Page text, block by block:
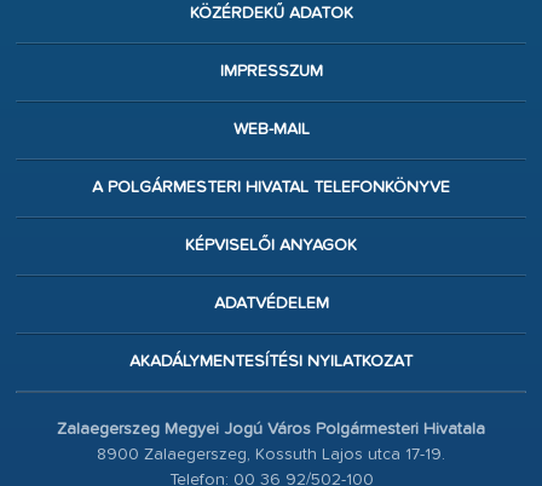
KÖZÉRDEKŰ ADATOK
IMPRESSZUM
WEB-MAIL
A POLGÁRMESTERI HIVATAL TELEFONKÖNYVE
KÉPVISELŐI ANYAGOK
ADATVÉDELEM
AKADÁLYMENTESÍTÉSI NYILATKOZAT
Zalaegerszeg Megyei Jogú Város Polgármesteri Hivatala
8900 Zalaegerszeg, Kossuth Lajos utca 17-19.
Telefon: 00 36 92/502-100